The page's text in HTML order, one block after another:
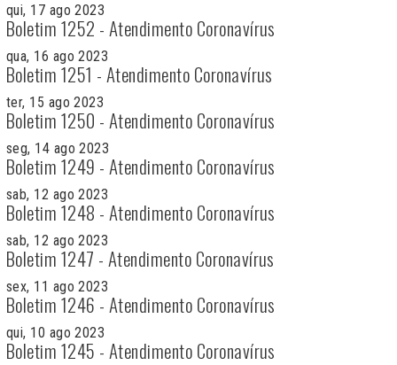
qui, 17 ago 2023
Boletim 1252 - Atendimento Coronavírus
qua, 16 ago 2023
Boletim 1251 - Atendimento Coronavírus
ter, 15 ago 2023
Boletim 1250 - Atendimento Coronavírus
seg, 14 ago 2023
Boletim 1249 - Atendimento Coronavírus
sab, 12 ago 2023
Boletim 1248 - Atendimento Coronavírus
sab, 12 ago 2023
Boletim 1247 - Atendimento Coronavírus
sex, 11 ago 2023
Boletim 1246 - Atendimento Coronavírus
qui, 10 ago 2023
Boletim 1245 - Atendimento Coronavírus